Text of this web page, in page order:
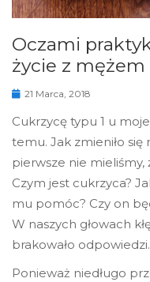
Oczami
życie z
21 Marca, 2018
Cukrzycę typu 1 u
temu. Jak zmieniło się
pierwsze nie
Czym jest cukrzyca?
mu pomóc? Czy on
W naszych głowach
brakowało odpowiedzi.
Ponieważ niedługo